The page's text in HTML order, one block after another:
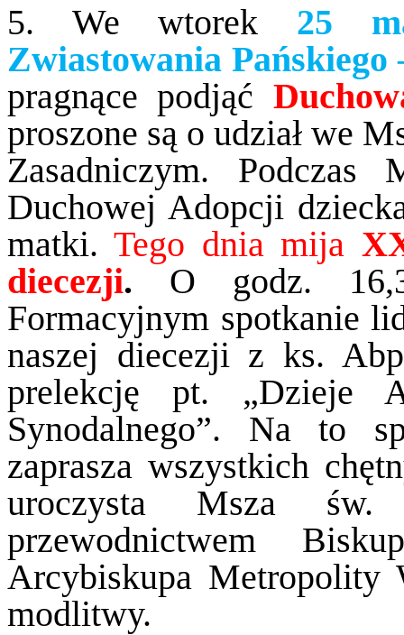
5. We wtorek 25
Zwiastowania
pragnące podjąć
proszone są o udział we
Zasadniczym. Podczas
Duchowej Adopcji
matki.Tego dnia mija
diecezji. O godz.
Formacyjnym spotkanie
naszej diecezji z ks.
prelekcję pt. „Dzieje
Synodalnego”. Na to
zaprasza wszystkich
uroczysta Msza
przewodnictwem
Arcybiskupa Metropolity
modlitwy.